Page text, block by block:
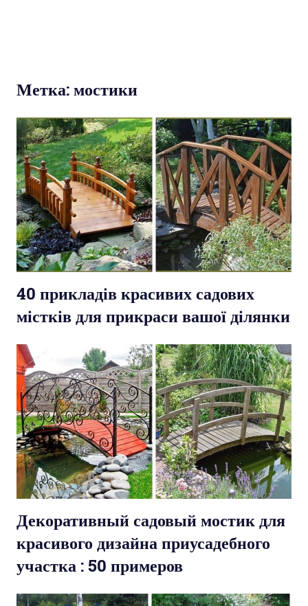
Метка: мостики
40 прикладів красивих садових
містків для прикраси вашої ділянки
Декоративный садовый мостик для
красивого дизайна приусадебного
участка : 50 примеров